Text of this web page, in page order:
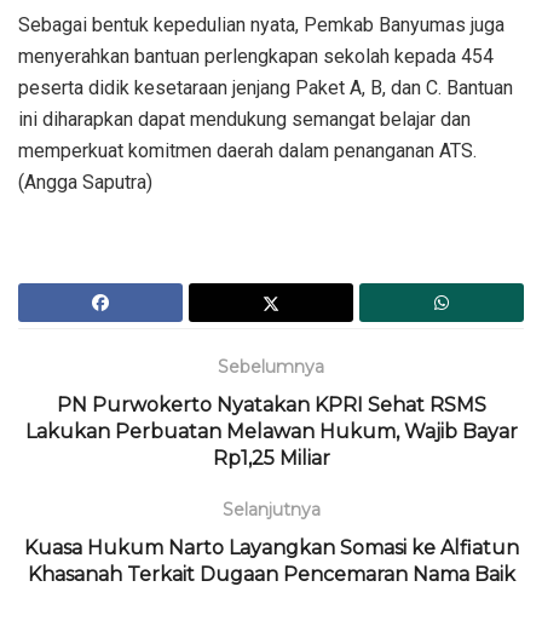
Sebagai bentuk kepedulian nyata, Pemkab Banyumas juga
menyerahkan bantuan perlengkapan sekolah kepada 454
peserta didik kesetaraan jenjang Paket A, B, dan C. Bantuan
ini diharapkan dapat mendukung semangat belajar dan
memperkuat komitmen daerah dalam penanganan ATS.
(Angga Saputra)
Sebelumnya
PN Purwokerto Nyatakan KPRI Sehat RSMS
Lakukan Perbuatan Melawan Hukum, Wajib Bayar
Rp1,25 Miliar
Selanjutnya
Kuasa Hukum Narto Layangkan Somasi ke Alfiatun
Khasanah Terkait Dugaan Pencemaran Nama Baik